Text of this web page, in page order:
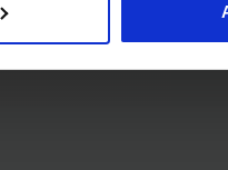
und legen Sie Ihre
weiter. Unsere Partner
9 10 ... 22 23